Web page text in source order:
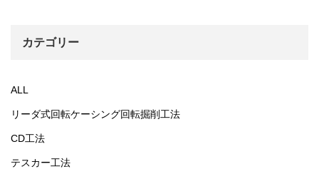
カテゴリー
ALL
リーダ式回転ケーシング回転掘削工法
CD工法
テスカー工法